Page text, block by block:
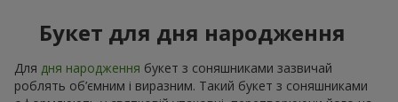
Букет для дня народження
Для дня народження букет з соняшниками зазвичай
роблять об’ємним і виразним. Такий букет з соняшниками